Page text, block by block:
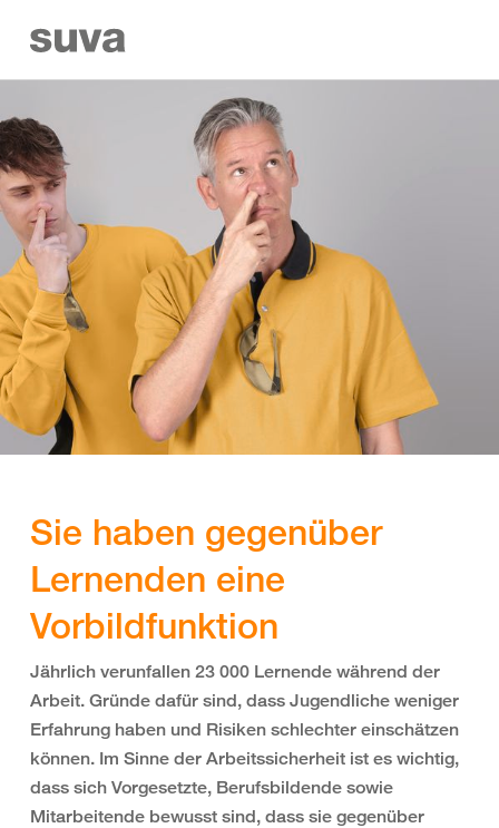
Sie haben gegenüber
Lernenden eine
Vorbildfunktion
Jährlich verunfallen 23 000 Lernende während der
Arbeit. Gründe dafür sind, dass Jugendliche weniger
Erfahrung haben und Risiken schlechter einschätzen
können. Im Sinne der Arbeitssicherheit ist es wichtig,
dass sich Vorgesetzte, Berufsbildende sowie
Mitarbeitende bewusst sind, dass sie gegenüber